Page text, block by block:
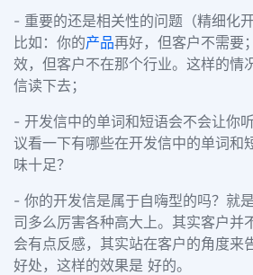
- 重要的还是相关性的问题（精细化
比如：你的产品再好，但客户不需要
效，但客户不在那个行业。这样的情
信读下去；
- 开发信中的单词和短语会不会让你
议看一下有哪些在开发信中的单词和
味十足？
- 你的开发信是属于自嗨型的吗？就
司多么厉害各种高大上。其实客户并
会有点反感，其实站在客户的角度来
好处，这样的效果是 好的。